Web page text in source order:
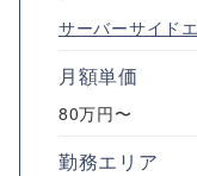
サーバーサイド
月額単価
80万円〜
勤務エリア